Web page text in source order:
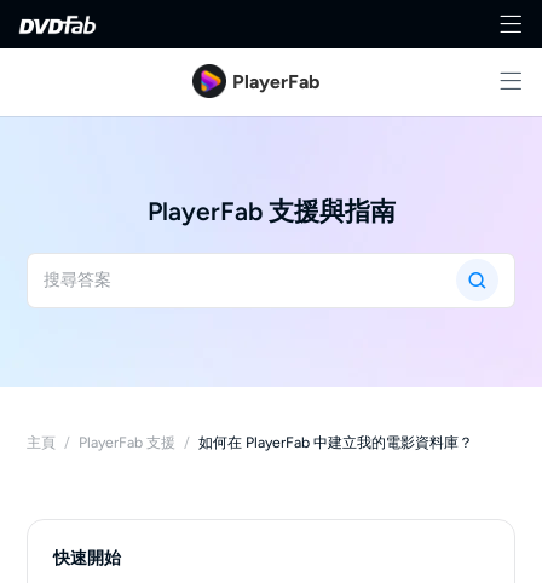
PlayerFab
PlayerFab 支援與指南
主頁 / PlayerFab 支援 / 如何在 PlayerFab 中建立我的電影資料庫？
快速開始